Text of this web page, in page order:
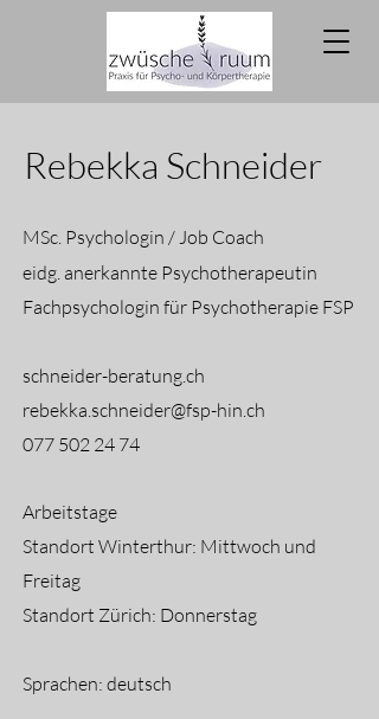
Rebekka Schneider
MSc. Psychologin / Job Coach
eidg. anerkannte Psychotherapeutin
Fachpsychologin für Psychotherapie FSP
schneider-beratung.ch
rebekka.schneider@fsp-hin.ch
077 502 24 74
Arbeitstage
Standort Winterthur: Mittwoch und
Freitag
Standort Zürich: Donnerstag
Sprachen: deutsch